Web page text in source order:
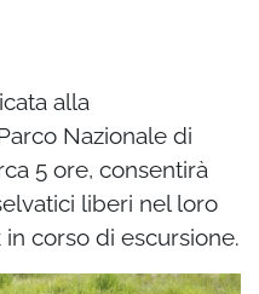
alla
Nazionale di
5 ore, consentirà
liberi nel loro
corso di escursione.